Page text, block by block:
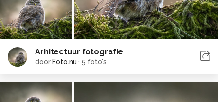
Arhitectuur fotografie
door Foto.nu ·5 foto's